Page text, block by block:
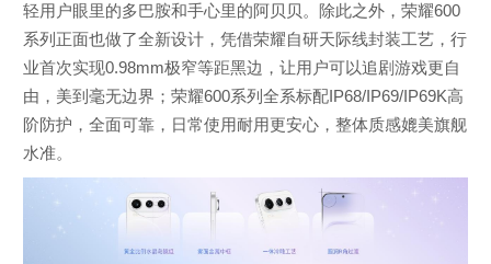
轻用户眼里的多巴胺和手心里的阿贝贝。除此之外，荣耀600
系列正面也做了全新设计，凭借荣耀自研天际线封装工艺，行
业首次实现0.98mm极窄等距黑边，让用户可以追剧游戏更自
由，美到毫无边界；荣耀600系列全系标配IP68/IP69/IP69K高
阶防护，全面可靠，日常使用耐用更安心，整体质感媲美旗舰
水准。